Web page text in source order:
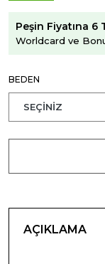
Peşin Fiyatına 6
Worldcard ve
BEDEN
AÇIKLAMA